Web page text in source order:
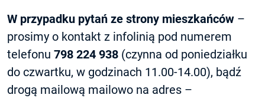
W przypadku pytań ze strony mieszkańców –
prosimy o kontakt z infolinią pod numerem
telefonu 798 224 938 (czynna od poniedziałku
do czwartku, w godzinach 11.00-14.00), bądź
drogą mailową mailowo na adres –